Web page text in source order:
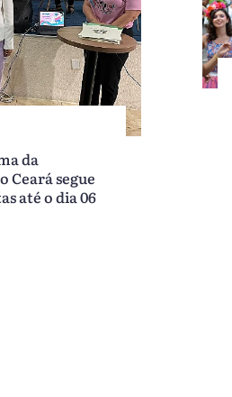
da
Ceará segue
até o dia 06